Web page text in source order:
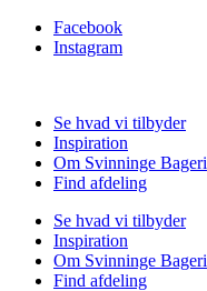
Facebook
Instagram
Se hvad vi tilbyder
Inspiration
Om Svinninge Bageri
Find afdeling
Se hvad vi tilbyder
Inspiration
Om Svinninge Bageri
Find afdeling